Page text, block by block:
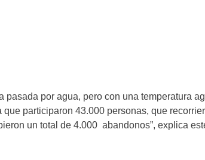
pasada por agua, pero con una temperatura
que participaron 43.000 personas, que
un total de 4.000 abandonos”, explica